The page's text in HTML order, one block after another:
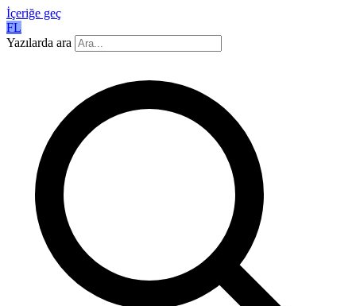
İçeriğe geç
FL
Yazılarda ara